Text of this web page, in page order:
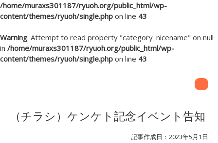
/home/muraxs301187/ryuoh.org/public_html/wp-
content/themes/ryuoh/single.php on line 43
Warning: Attempt to read property "category_nicename" on null
in /home/muraxs301187/ryuoh.org/public_html/wp-
content/themes/ryuoh/single.php on line 43
（チラシ）ケンケト記念イベント告知
記事作成日：2023年5月1日